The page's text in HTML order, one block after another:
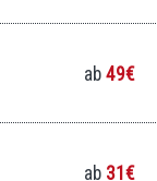
ab49€
ab31€